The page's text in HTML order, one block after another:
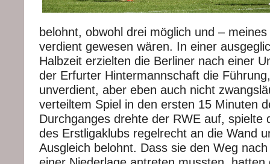
belohnt, obwohl drei möglich und –
verdient gewesen wären. In einer
Halbzeit erzielten die Berliner nach einer
der Erfurter Hintermannschaft die
unverdient, aber eben auch nicht
verteiltem Spiel in den ersten 15 Minuten
Durchganges drehte der RWE auf, spielte
des Erstligaklubs regelrecht an die Wand
Ausgleich belohnt. Dass sie den Weg